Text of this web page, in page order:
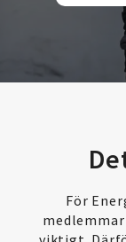
För